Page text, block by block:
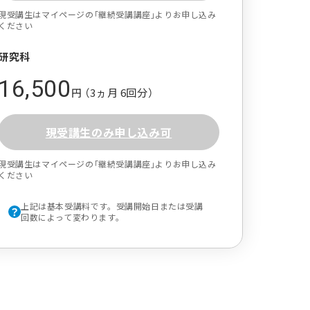
受講生はマイページの｢継続受講講座｣よりお申し込み
ださい
究科
円 （3ヵ月 6回分）
現受講生のみ申し込み可
受講生はマイページの｢継続受講講座｣よりお申し込み
ださい
上記は基本受講料です。受講開始日または受講
回数によって変わります。